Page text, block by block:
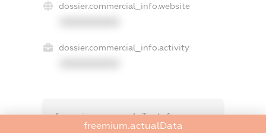
dossier.commercial_info.website
dossier.commercial_info.activity
freemium.exampleText_1
freemium.exampleText_2
freemium.actualData